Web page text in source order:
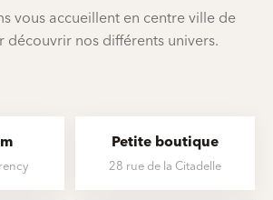
vous accueillent en centre ville de
découvrir nos différents univers.
Petite boutique
28 rue de la Citadelle